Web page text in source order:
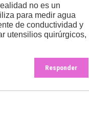
no es un
para medir agua
de conductividad y
utensilios quirúrgicos,
Responder